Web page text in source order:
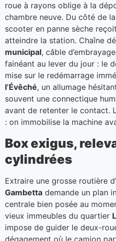
roue à rayons oblige à la
chambre neuve. Du côté de la
scooter en panne sèche
atteindre la station. Chaîne
municipal, câble
fainéant au lever du jour : le
mise sur le redémarrage
l’Évêché, un allumage
souvent une connectique
avant de retenter le contact.
: on immobilise la machine
Box exigus,
cylindrées
Extraire une grosse routière
Gambetta demande un plan
centrale bien posée au
vieux immeubles du quartier
impose de guider le deux-
dégagement où le camion